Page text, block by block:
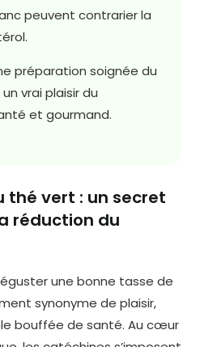
peuvent contrarier la
préparation soignée du
vrai plaisir du
et gourmand.
thé vert : un secret
réduction du
une bonne tasse de
synonyme de plaisir,
bouffée de santé. Au cœur